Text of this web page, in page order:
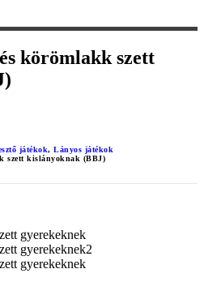
körömlakk szett
játékok, Lányos játékok
szett kislányoknak (BBJ)